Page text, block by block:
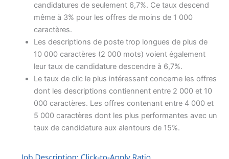
candidatures de seulement 6,7%. Ce taux descend
même à 3% pour les offres de moins de 1 000
caractères.
Les descriptions de poste trop longues de plus de
10 000 caractères (2 000 mots) voient également
leur taux de candidature descendre à 6,7%.
Le taux de clic le plus intéressant concerne les offres
dont les descriptions contiennent entre 2 000 et 10
000 caractères. Les offres contenant entre 4 000 et
5 000 caractères dont les plus performantes avec un
taux de candidature aux alentours de 15%.